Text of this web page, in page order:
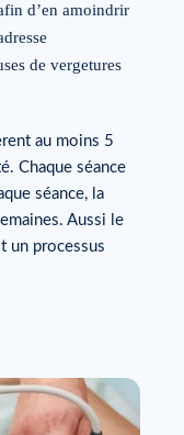
d’en amoindrir
de vergetures
au moins 5
Chaque séance
séance, la
Aussi le
un processus